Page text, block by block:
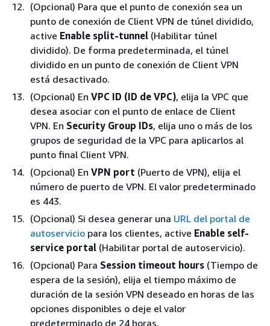
(Opcional) Para que el punto de conexión sea un
punto de conexión de Client VPN de túnel dividido,
active Enable split-tunnel (Habilitar túnel
dividido). De forma predeterminada, el túnel
dividido en un punto de conexión de Client VPN
está desactivado.
(Opcional) En VPC ID (ID de VPC), elija la VPC que
desea asociar con el punto de enlace de Client
VPN. En Security Group IDs, elija uno o más de los
grupos de seguridad de la VPC para aplicarlos al
punto final Client VPN.
(Opcional) En VPN port (Puerto de VPN), elija el
número de puerto de VPN. El valor predeterminado
es 443.
(Opcional) Si desea generar una URL del portal de
autoservicio para los clientes, active Enable self-
service portal (Habilitar portal de autoservicio).
(Opcional) Para Session timeout hours (Tiempo de
espera de la sesión), elija el tiempo máximo de
duración de la sesión VPN deseado en horas de las
opciones disponibles o deje el valor
predeterminado de 24 horas.